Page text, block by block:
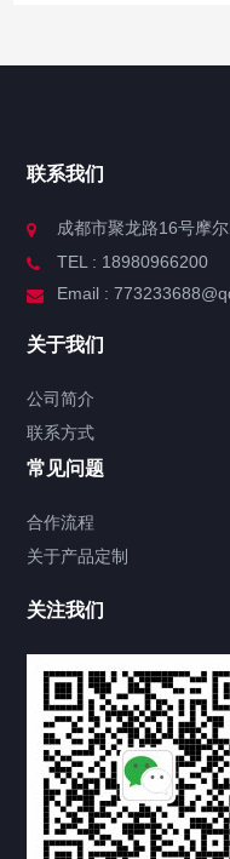
联系我们
成都市聚龙路16号摩
TEL : 18980966200
Email :
关于我们
公司简介
联系方式
常见问题
合作流程
关于产品定制
关注我们